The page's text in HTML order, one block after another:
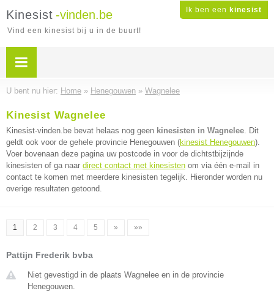
Ik ben een kinesist
Kinesist -vinden.be
Vind een kinesist bij u in de buurt!
U bent nu hier: Home » Henegouwen » Wagnelee
Kinesist Wagnelee
Kinesist-vinden.be bevat helaas nog geen kinesisten in Wagnelee. Dit
geldt ook voor de gehele provincie Henegouwen (kinesist Henegouwen).
Voer bovenaan deze pagina uw postcode in voor de dichtstbijzijnde
kinesisten of ga naar direct contact met kinesisten om via één e-mail in
contact te komen met meerdere kinesisten tegelijk. Hieronder worden nu
overige resultaten getoond.
1 2 3 4 5 » »»
Pattijn Frederik bvba
Niet gevestigd in de plaats Wagnelee en in de provincie
Henegouwen.